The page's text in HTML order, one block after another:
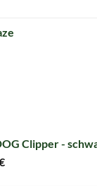
Clipper -
Current